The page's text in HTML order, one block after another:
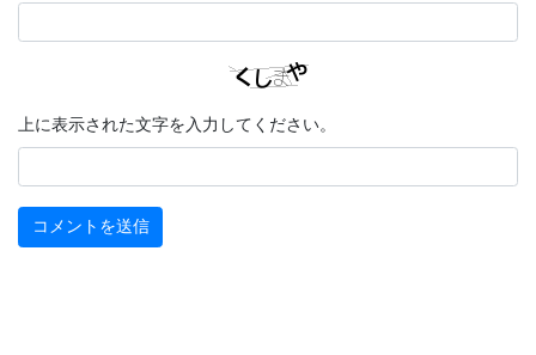
上に表示された文字を入力してください。